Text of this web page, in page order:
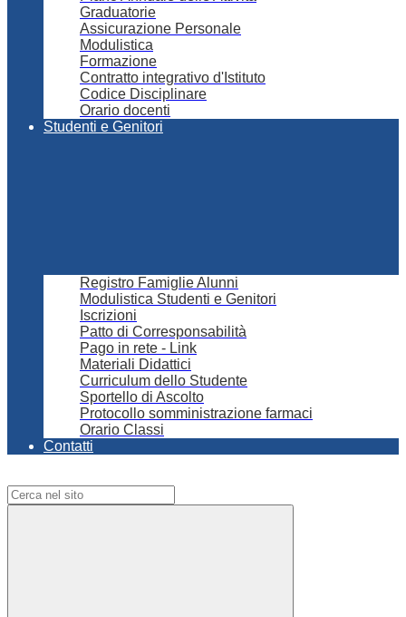
Graduatorie
Assicurazione Personale
Modulistica
Formazione
Contratto integrativo d'Istituto
Codice Disciplinare
Orario docenti
Studenti e Genitori
Registro Famiglie Alunni
Modulistica Studenti e Genitori
Iscrizioni
Patto di Corresponsabilità
Pago in rete - Link
Materiali Didattici
Curriculum dello Studente
Sportello di Ascolto
Protocollo somministrazione farmaci
Orario Classi
Contatti